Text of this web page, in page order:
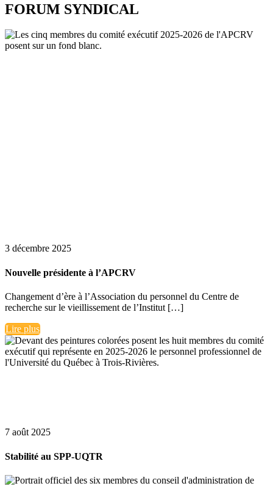
FORUM SYNDICAL
3 décembre 2025
Nouvelle présidente à l’APCRV
Changement d’ère à l’Association du personnel du Centre de
recherche sur le vieillissement de l’Institut […]
Lire plus
7 août 2025
Stabilité au SPP-UQTR